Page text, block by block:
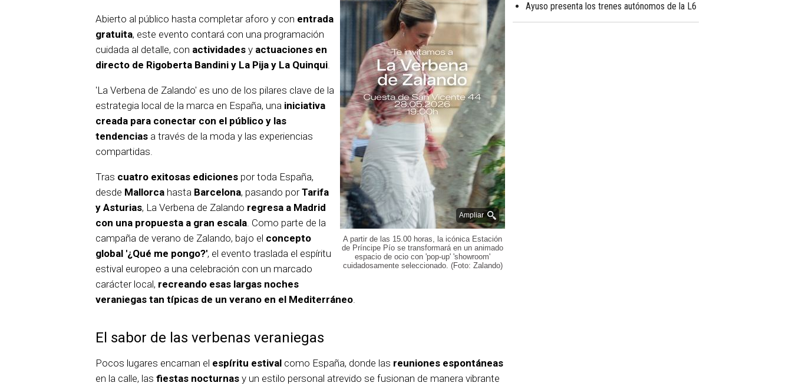
Ampliar
A partir de las 15.00 horas, la icónica Estación
de Príncipe Pío se transformará en un animado
espacio de ocio con 'pop-up' 'showroom'
cuidadosamente seleccionado. (Foto: Zalando)
Abierto al público hasta completar aforo y con entrada
gratuita, este evento contará con una programación
cuidada al detalle, con actividades y actuaciones en
directo de Rigoberta Bandini y La Pija y La Quinqui.
'La Verbena de Zalando' es uno de los pilares clave de la
estrategia local de la marca en España, una iniciativa
creada para conectar con el público y las
tendencias a través de la moda y las experiencias
compartidas.
Tras cuatro exitosas ediciones por toda España,
desde Mallorca hasta Barcelona, pasando porTarifa
y Asturias, La Verbena de Zalando regresa a Madrid
con una propuesta a gran escala. Como parte de la
campaña de verano de Zalando, bajo el concepto
global '¿Qué me pongo?', el evento traslada el espíritu
estival europeo a una celebración con un marcado
carácter local, recreando esas largas noches
veraniegas tan típicas de un verano en el Mediterráneo.
El sabor de las verbenas veraniegas
Pocos lugares encarnan el espíritu estival como España, donde las reuniones espontáneas
en la calle, las fiestas nocturnas y un estilo personal atrevido se fusionan de manera vibrante
Ayuso presenta los trenes autónomos de la L6